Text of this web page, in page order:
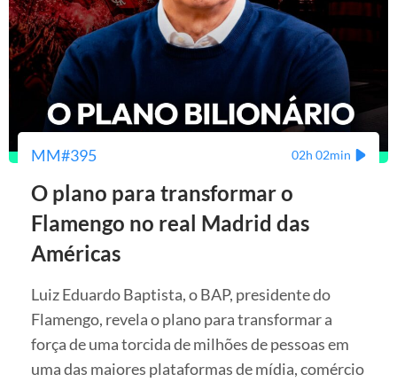
MM#395 02h 02min
O plano para transformar o
Flamengo no real Madrid das
Américas
Luiz Eduardo Baptista, o BAP, presidente do
Flamengo, revela o plano para transformar a
força de uma torcida de milhões de pessoas em
uma das maiores plataformas de mídia, comércio